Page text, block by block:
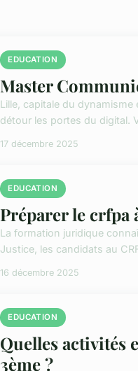
EDUCATION
Master
Lille, capitale du
détour les portes du digital.
17 décembre 2025
EDUCATION
Préparer le crfpa
La formation juridique
Justice, les candidats au
16 décembre 2025
EDUCATION
Quelles activités
3ème ?